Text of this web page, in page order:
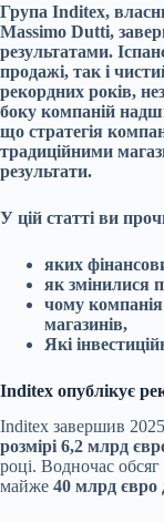
Група Inditex,
Massimo Dutti,
результатами.
продажі, так і
рекордних років,
боку компаній
що стратегія
традиційними
результати.
У цій статті ви
яких
як змінилися
чому
магазинів,
Які
Inditex опублікує
Inditex завершив
розмірі 6,2 млрд
році. Водночас
майже 40 млрд євро